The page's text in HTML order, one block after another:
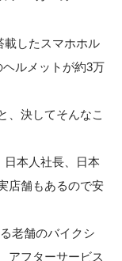
載したスマホホル
ルメットが約3万
、決してそんなこ
日本人社長、日本
店舗もあるので安
老舗のバイクシ
アフターサービス